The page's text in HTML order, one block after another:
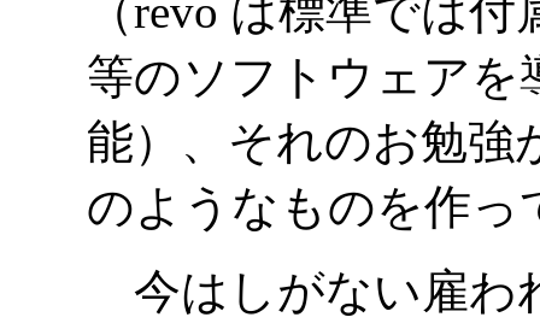
（revo は標準では
等のソフトウェアを
能）、それのお勉強
のようなものを作っ
今はしがない雇わ